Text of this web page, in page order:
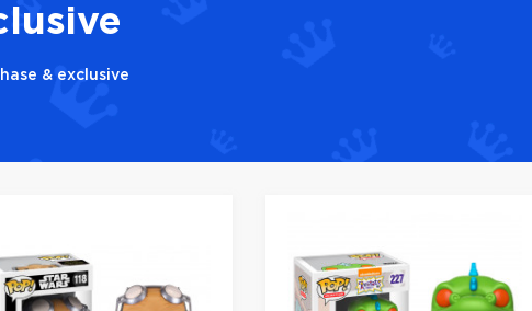
& exclusive